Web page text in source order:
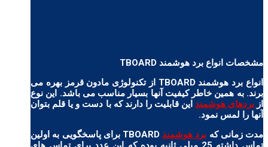
مشخصات انواع برد هوشمند TBOARD
انواع برد هوشمند TBOARD از تکنولوژی مادون قرمز بهره می
برند. به همین خاطر کیفیت آنها بسیار مناسب می باشد. این نوع
از بردهای هوشمند این قابلیت را دارند که با دست و یا قلم بتوان
آنها را لمس نمود.
مدت زمانی که برد هوشمند
TBOARD برای پاسخگویی به اولین